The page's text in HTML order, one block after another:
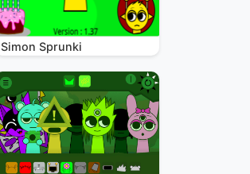
Simon Sprunki